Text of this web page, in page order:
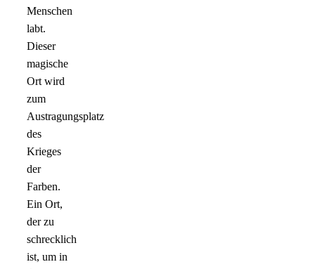
Menschen
labt.
Dieser
magische
Ort wird
zum
Austragungsplatz
des
Krieges
der
Farben.
Ein Ort,
der zu
schrecklich
ist, um in